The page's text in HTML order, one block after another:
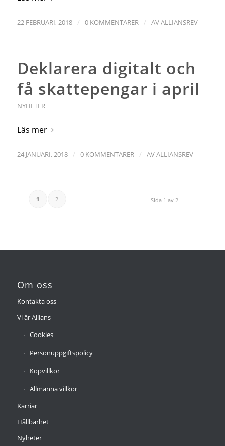
22 FEBRUARI, 2018 / 0 KOMMENTARER / AVALLIANSREV
Deklarera digitalt och
få skattepengar i april
NYHETER
Läs mer
24 JANUARI, 2018 / 0 KOMMENTARER / AVALLIANSREV
Sida 1 av 2
1 2
Om oss
Kontakta oss
Vi är Allians
Cookies
Personuppgiftspolicy
Köpvillkor
Allmänna villkor
Karriär
Hållbarhet
Nyheter